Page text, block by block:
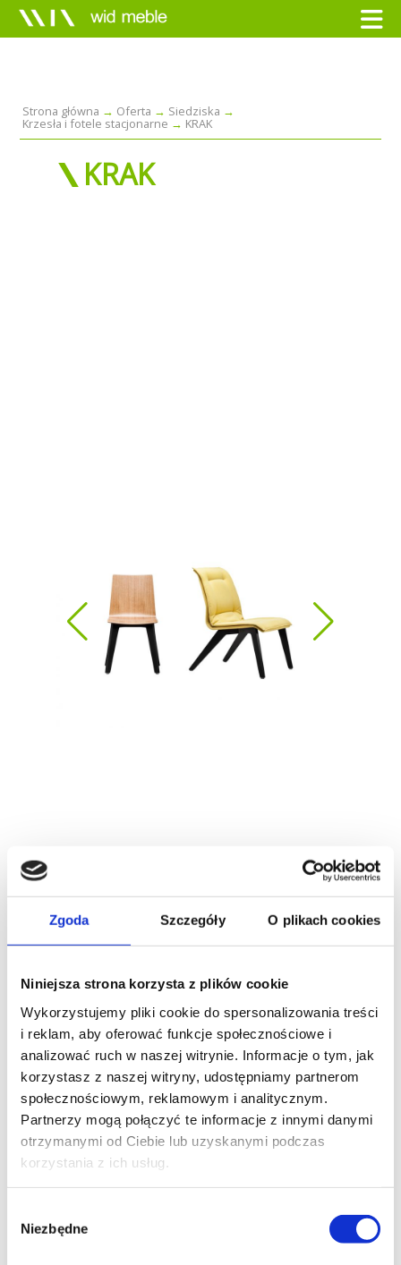
Zgoda Szczegóły O plikach cookies
Niniejsza strona korzysta z plików cookie
Wykorzystujemy pliki cookie do spersonalizowania treści
i reklam, aby oferować funkcje społecznościowe i
analizować ruch w naszej witrynie. Informacje o tym, jak
korzystasz z naszej witryny, udostępniamy partnerom
społecznościowym, reklamowym i analitycznym.
Partnerzy mogą połączyć te informacje z innymi danymi
otrzymanymi od Ciebie lub uzyskanymi podczas
korzystania z ich usług.
zgody
Niezbędne
Strona główna Oferta Siedziska
Krzesła i fotele stacjonarne KRAK
KRAK